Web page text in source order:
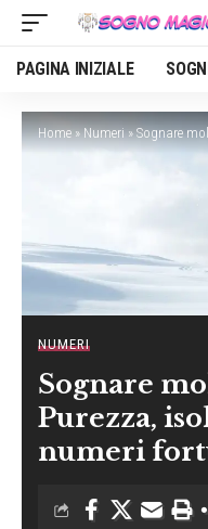
PAGINA INIZIALE
Home»Numeri»Sognare
NUMERI
Sognare
Purezza,
numeri